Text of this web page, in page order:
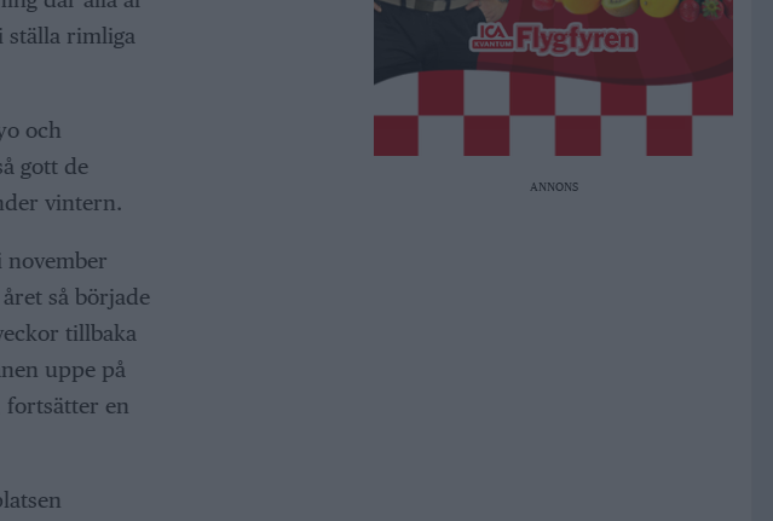
ställa rimliga
och
gott de
vintern.
så började
tillbaka
uppe på
fortsätter en
ANNONS